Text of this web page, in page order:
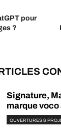
pour
?
Signature,
marque voco
OUVERTURES &